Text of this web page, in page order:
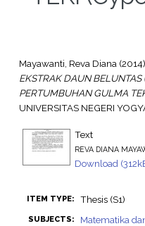
Mayawanti, Reva Diana(2014)
EKSTRAK DAUN
PERTUMBUHAN GULMA
UNIVERSITAS NEGERI
Text
REVA DIANA
Download
ITEM TYPE: Thesis (S1)
SUBJECTS: Matematika